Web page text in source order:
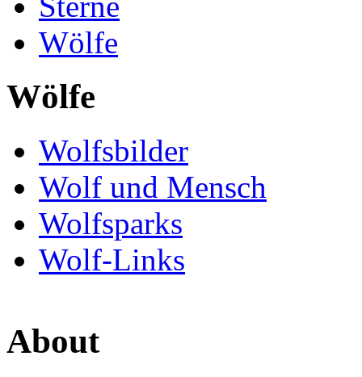
Wölfe
Wölfe
Wolfsbilder
Wolf und Mensch
Wolfsparks
Wolf-Links
About